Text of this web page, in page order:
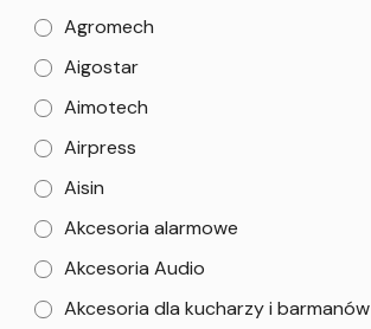
Agromech
Aigostar
Aimotech
Airpress
Aisin
Akcesoria alarmowe
Akcesoria Audio
Akcesoria dla kucharzy i barmanów